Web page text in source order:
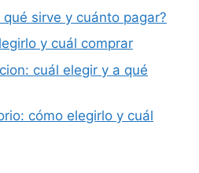
sirve y cuánto pagar?
y cuál comprar
cuál elegir y a qué
cómo elegirlo y cuál